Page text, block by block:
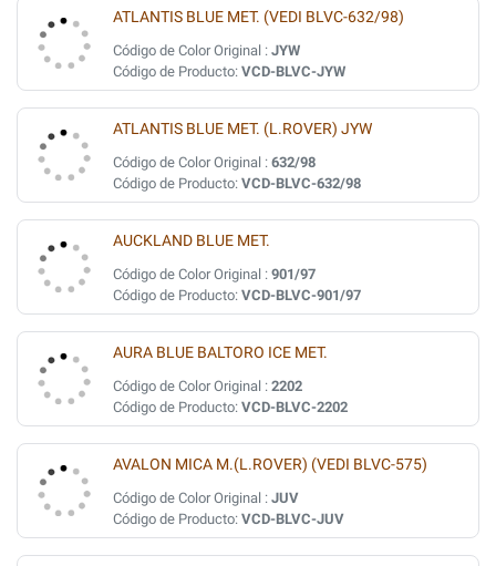
ATLANTIS BLUE MET. (VEDI BLVC-632/98)
Código de Color Original : JYW
Código de Producto: VCD-BLVC-JYW
ATLANTIS BLUE MET. (L.ROVER) JYW
Código de Color Original : 632/98
Código de Producto: VCD-BLVC-632/98
AUCKLAND BLUE MET.
Código de Color Original : 901/97
Código de Producto: VCD-BLVC-901/97
AURA BLUE BALTORO ICE MET.
Código de Color Original : 2202
Código de Producto: VCD-BLVC-2202
AVALON MICA M.(L.ROVER) (VEDI BLVC-575)
Código de Color Original : JUV
Código de Producto: VCD-BLVC-JUV